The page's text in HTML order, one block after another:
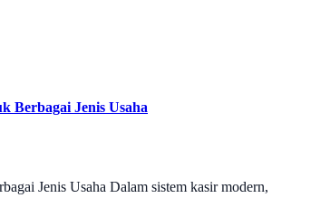
Berbagai Jenis Usaha
Jenis Usaha Dalam sistem kasir modern,